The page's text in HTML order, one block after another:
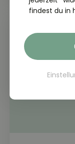
findest du in